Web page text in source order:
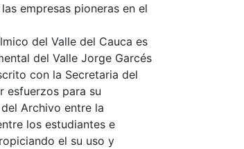
empresas pioneras en el
del Valle del Cauca es
del Valle Jorge Garcés
con la Secretaria del
esfuerzos para su
Archivo entre la
los estudiantes e
el su uso y